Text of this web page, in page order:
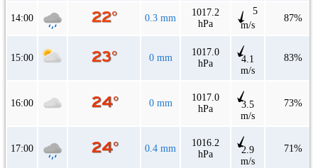
14:00 0.3 mm
1017.2
hPa
5
m/s
87%
15:00 0 mm
1017.0
hPa
4.1
m/s
83%
16:00 0 mm
1017.0
hPa
3.5
m/s
73%
17:00 0.4 mm
1016.2
hPa
2.9
m/s
71%